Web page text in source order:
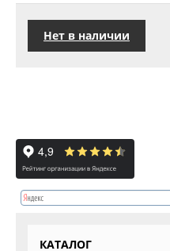
Нет в наличии
КАТАЛОГ